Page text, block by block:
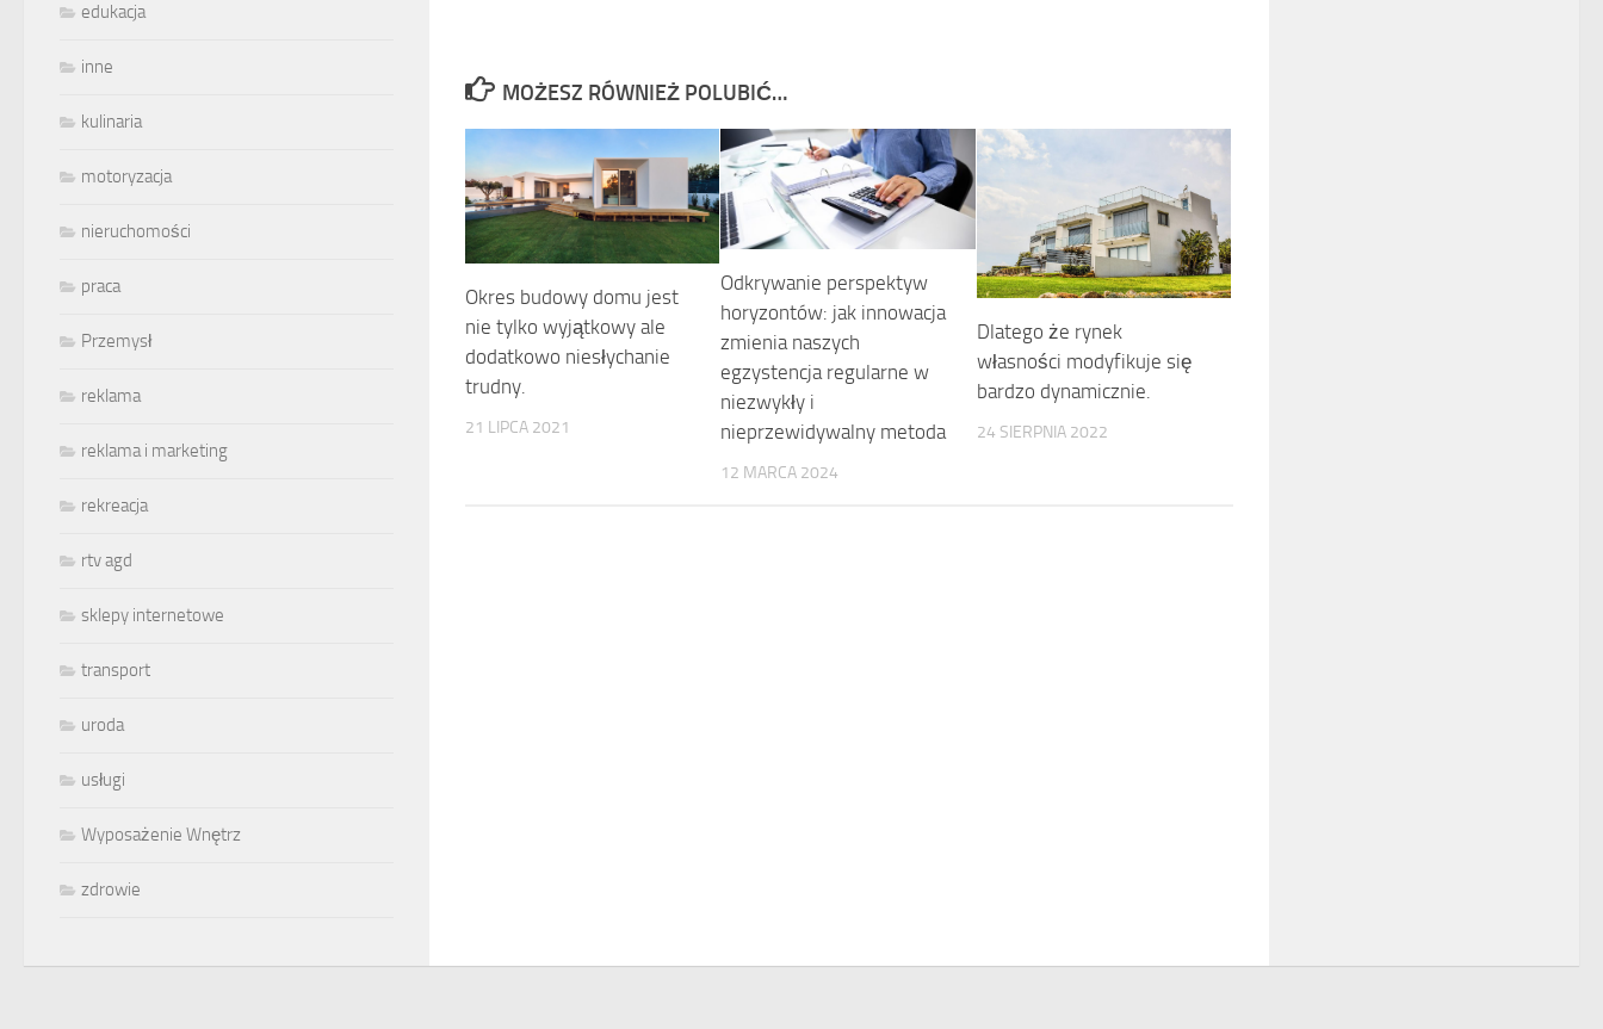
MOŻESZ RÓWNIEŻ POLUBIĆ…
Okres budowy domu jest
nie tylko wyjątkowy ale
dodatkowo niesłychanie
trudny.
21 LIPCA 2021
Odkrywanie perspektyw
horyzontów: jak innowacja
zmienia naszych
egzystencja regularne w
niezwykły i
nieprzewidywalny metoda
12 MARCA 2024
Dlatego że rynek
własności modyfikuje się
bardzo dynamicznie.
24 SIERPNIA 2022
edukacja
inne
kulinaria
motoryzacja
nieruchomości
praca
Przemysł
reklama
reklama i marketing
rekreacja
rtv agd
sklepy internetowe
transport
uroda
usługi
Wyposażenie Wnętrz
zdrowie